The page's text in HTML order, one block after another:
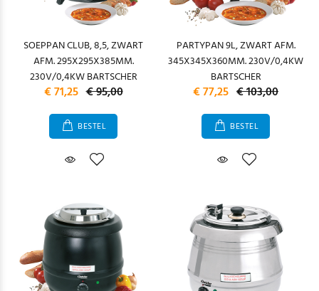
SOEPPAN CLUB, 8,5, ZWART
AFM. 295X295X385MM.
230V/0,4KW BARTSCHER
€ 71,25 € 95,00
BESTEL
PARTYPAN 9L, ZWART AFM.
345X345X360MM. 230V/0,4KW
BARTSCHER
€ 77,25 € 103,00
BESTEL